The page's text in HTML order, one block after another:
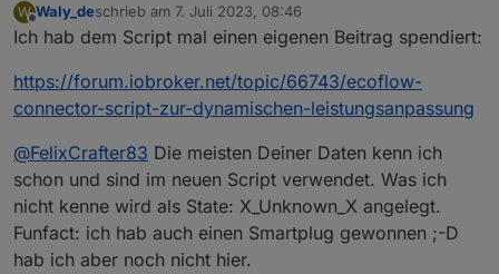
perty/set gepublished:
AUS:
AN:
Wie seit ihr auf die .proto files gekommen?
könnte man für die steckdosen auch eine .proto
machen?
Vielen Dank
genauer ansieht wie die Codetechnisch funktioniert
fällt zum einen Auf das ein import zu Googles
Ist aber sehr mühselig etwas herauszufinden.
W
Offline
Waly_deschrieb am 7. Juli 2023, 08:46
zuletzt editiert von
Ich hab dem Script mal einen eigenen Beitrag spendiert:
https://forum.iobroker.net/topic/66743/ecoflow-
connector-script-zur-dynamischen-leistungsanpassung
@FelixCrafter83 Die meisten Deiner Daten kenn ich
schon und sind im neuen Script verwendet. Was ich
nicht kenne wird als State: X_Unknown_X angelegt.
Funfact: ich hab auch einen Smartplug gewonnen ;-D
hab ich aber noch nicht hier.